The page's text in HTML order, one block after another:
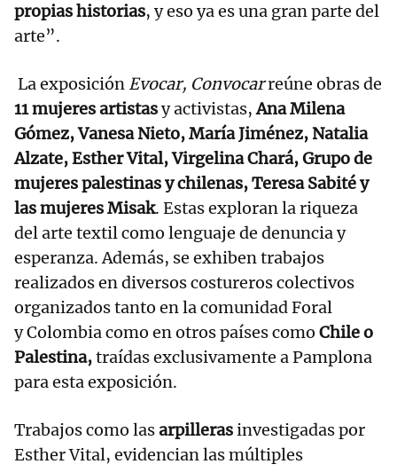
propias historias, y eso ya es una gran parte del
arte”.
La exposición Evocar, Convocarreúne obras de
11 mujeres artistasy activistas,Ana Milena
Gómez, Vanesa Nieto, María Jiménez, Natalia
Alzate, Esther Vital, Virgelina Chará, Grupo de
mujeres palestinas y chilenas, Teresa Sabité y
las mujeres Misak. Estas exploran la riqueza
del arte textil como lenguaje de denuncia y
esperanza. Además, se exhiben trabajos
realizados en diversos costureros colectivos
organizados tanto en la comunidad Foral
y Colombia como en otros países como Chile o
Palestina,traídas exclusivamente a Pamplona
para esta exposición.
Trabajos como lasarpillerasinvestigadas por
Esther Vital, evidencian las múltiples